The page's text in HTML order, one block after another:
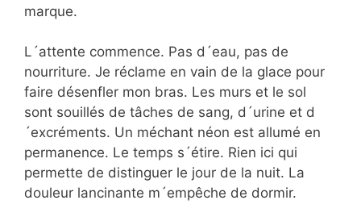
marque.
L´attente commence. Pas d´eau, pas de
nourriture. Je réclame en vain de la glace pour
faire désenfler mon bras. Les murs et le sol
sont souillés de tâches de sang, d´urine et d
´excréments. Un méchant néon est allumé en
permanence. Le temps s´étire. Rien ici qui
permette de distinguer le jour de la nuit. La
douleur lancinante m´empêche de dormir.